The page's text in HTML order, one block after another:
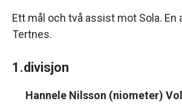
Ett mål och två assist mot Sola.
Tertnes.
1.divisjon
Hannele Nilsson (niometer)